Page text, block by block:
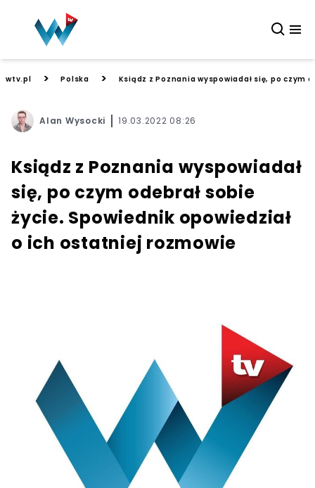
wtv.pl > Polska > Ksiądz z Poznania wyspowiadał się, po
Alan Wysocki 19.03.2022 08:26
Ksiądz z Poznania wyspowiadał
się, po czym odebrał sobie
życie. Spowiednik opowiedział
o ich ostatniej rozmowie